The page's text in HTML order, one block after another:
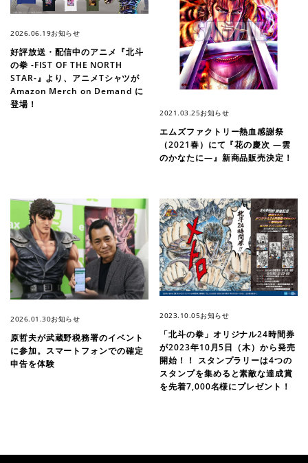
2026.06.19お知らせ
好評放送・配信中のアニメ『北斗
の拳 -FIST OF THE NORTH
STAR-』より、アニメTシャツが
Amazon Merch on Demand に
登場！
2021.03.25お知らせ
エムズファクトリー熱血感謝祭
（2021春）にて『花の慶次 ―雲
のかなたに―』新商品販売決定！
2026.01.30お知らせ
原哲夫が武蔵野税務署のイベント
に参加。スマートフォンでの確定
申告を体験
2023.10.05お知らせ
「北斗の拳」オリジナル24時間券
が2023年10月5日（木）から発売
開始！！ スタンプラリーは4つの
スタンプを集めると素敵な達成賞
を先着7,000名様にプレゼント！